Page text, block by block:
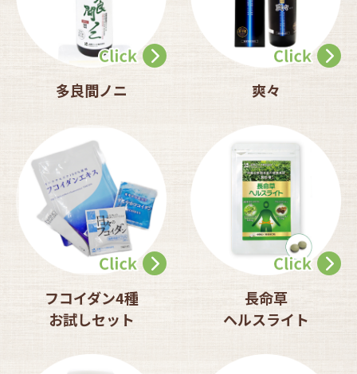
多良間ノニ 爽々
フコイダン4種
お試しセット
長命草
ヘルスライト